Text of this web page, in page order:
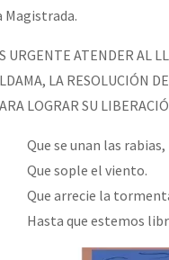
Magistrada.
URGENTE ATENDER AL
LA RESOLUCIÓN
LOGRAR SU
Que se unan las rabias,
Que sople el viento.
Que arrecie la
Hasta que estemos